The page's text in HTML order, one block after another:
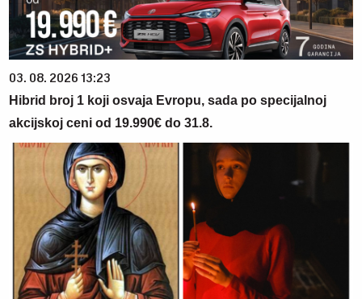
03. 08. 2026 13:23
Hibrid broj 1 koji osvaja Evropu, sada po specijalnoj
akcijskoj ceni od 19.990€ do 31.8.